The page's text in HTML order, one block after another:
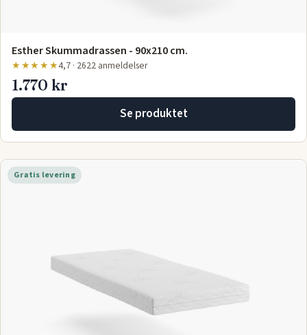
Esther Skummadrassen - 90x210 cm.
★★★★★4,7 · 2622 anmeldelser
1.770 kr
Se produktet
Gratis levering